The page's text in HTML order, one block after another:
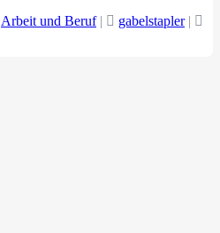
Arbeit und Beruf| gabelstapler|